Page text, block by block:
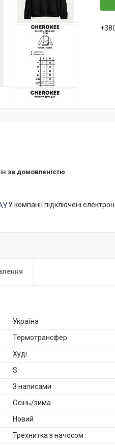
за домовленістю
У компанії підключені
Україна
Термотрансфер
Худі
S
З написами
Осінь/зима
Новий
Трехнитка з начосом